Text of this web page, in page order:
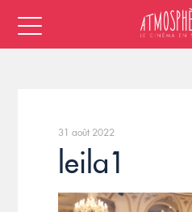
31 août 2022
leila1